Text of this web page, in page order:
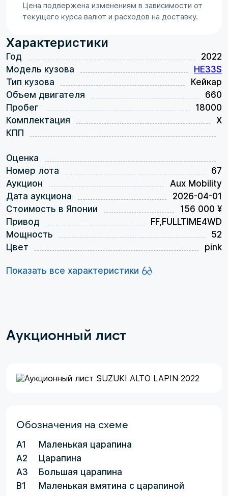
Характеристики
Год
2022
Модель кузова
HE33S
Тип кузова
Кейкар
Объем двигателя
660
Пробег
18000
Комплектация
X
КПП
Оценка
Номер лота
67
Аукцион
Aux Mobility
Дата аукциона
2026-04-01
Стоимость в Японии
156 000 ¥
Привод
FF,FULLTIME4WD
Мощность
52
Цвет
pink
Показать все характеристики
Цена подвержена изменениям в зависимости от
текущего курса валют и расходов на доставку.
Аукционный лист
Обозначения на схеме
A1
Маленькая царапина
A2
Царапина
A3
Большая царапина
B1
Маленькая вмятина с царапиной